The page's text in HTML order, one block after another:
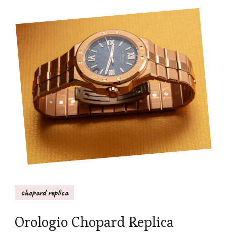
chopard replica
Orologio Chopard Replica